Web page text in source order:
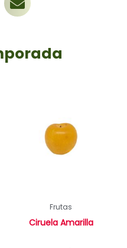
Frutas
Ciruela Amarilla